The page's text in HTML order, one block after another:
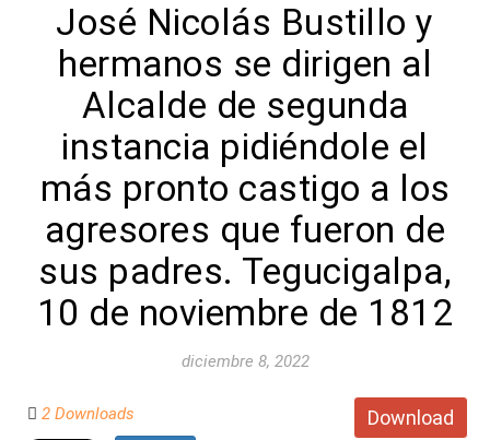
José Nicolás Bustillo y
hermanos se dirigen al
Alcalde de segunda
instancia pidiéndole el
más pronto castigo a los
agresores que fueron de
sus padres. Tegucigalpa,
10 de noviembre de 1812
diciembre 8, 2022
Download
2 Downloads